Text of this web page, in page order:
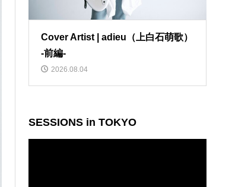
Cover Artist | adieu（上白石萌歌）
-前編-
2026.08.04
SESSIONS in TOKYO